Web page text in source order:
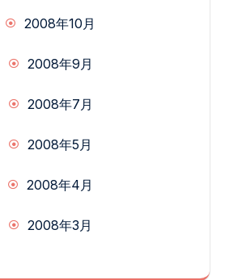
2008年10月
2008年9月
2008年7月
2008年5月
2008年4月
2008年3月